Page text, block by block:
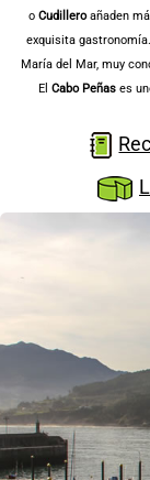
o Cudilleroañaden
exquisita gastronomía.
María del Mar, muy
El Cabo Peñas es